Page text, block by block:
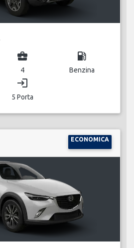
business_center
4
local_gas_station
Benzina
login
5 Porta
ECONOMICA